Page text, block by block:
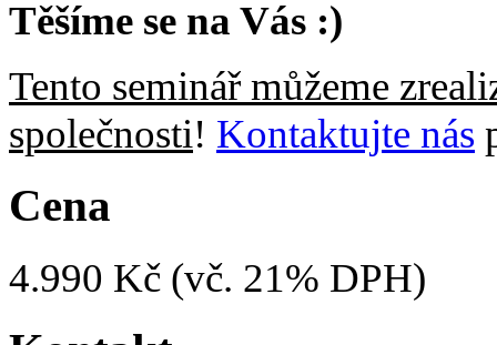
Těšíme se na Vás :)
Tento seminář můžeme
společnosti! Kontaktujte nás
Cena
4.990 Kč (vč. 21% DPH)